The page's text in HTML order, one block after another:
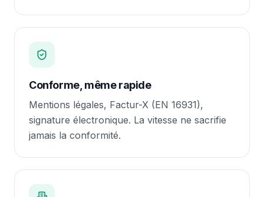
Conforme, même rapide
Mentions légales, Factur-X (EN 16931),
signature électronique. La vitesse ne sacrifie
jamais la conformité.